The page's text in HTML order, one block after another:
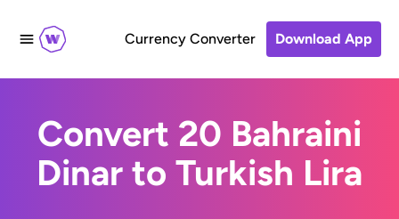
Currency Converter Download App
Convert 20 Bahraini
Dinar to Turkish Lira